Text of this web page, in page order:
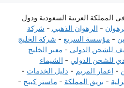
المملكة العربية السعودية ودول
- الرهوان الذهبي - شركة
- مؤسسة السريع - شركة الخليج
للشحن الدولي - معبر الخليج
للشحن الدولي - الشيماء
- اعمار المريم - دليل الخدمات -
- بريق المملكة - ماستر كينج -